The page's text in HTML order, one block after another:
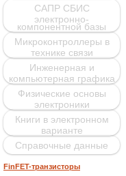
САПР СБИС
электронно-
компонентной базы
Микроконтроллеры в
технике связи
Инженерная и
компьютерная графика
Физические основы
электроники
Книги в электронном
варианте
Справочные данные
FinFET-транзисторы